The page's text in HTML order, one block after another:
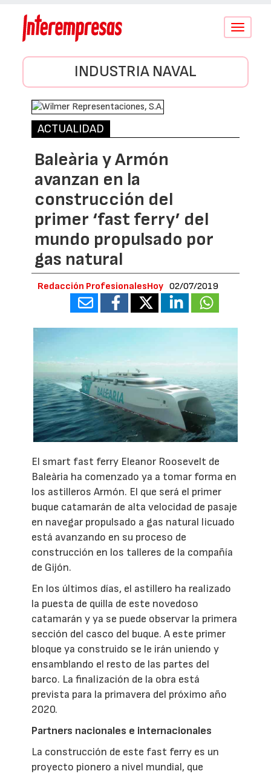
Conmutar
INDUSTRIA NAVAL
ACTUALIDAD
Baleària y Armón
avanzan en la
construcción del
primer ‘fast ferry’ del
mundo propulsado por
gas natural
Redacción ProfesionalesHoy 02/07/2019
El smart fast ferry Eleanor Roosevelt de
Baleària ha comenzado ya a tomar forma en
los astilleros Armón. El que será el primer
buque catamarán de alta velocidad de pasaje
en navegar propulsado a gas natural licuado
está avanzando en su proceso de
construcción en los talleres de la compañía
de Gijón.
En los últimos días, el astillero ha realizado
la puesta de quilla de este novedoso
catamarán y ya se puede observar la primera
sección del casco del buque. A este primer
bloque ya construido se le irán uniendo y
ensamblando el resto de las partes del
barco. La finalización de la obra está
prevista para la primavera del próximo año
2020.
Partners nacionales e internacionales
La construcción de este fast ferry es un
proyecto pionero a nivel mundial, que